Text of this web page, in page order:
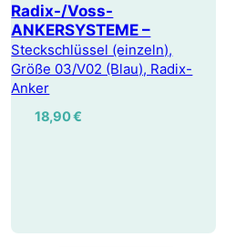
Radix-/Voss-
ANKERSYSTEME –
Steckschlüssel (einzeln),
Größe 03/V02 (Blau), Radix-
Anker
18,90€